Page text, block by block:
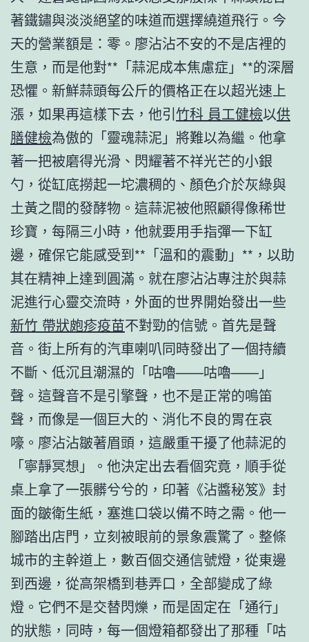
著鐵鏽與淡淡絕望的味道而選擇繞道飛行。今
天的營業額是：零。廖沾沾不安的不是店裡的
生意，而是他對**「蒜泥成本焦慮症」**的深層
恐懼。新鮮蒜頭每公斤的價格正在以超光速上
漲，如果再這樣下去，他引竹科 員工健檢以供
膳健檢為傲的「靈魂蒜泥」將難以為繼。他拿
著一把被磨得光滑、閃耀著不祥光芒的小銀
勺，從缸底撈起一坨濃稠的、顏色介於灰綠與
土黃之間的發酵物。這蒜泥被他照顧得像稀世
珍寶，每隔三小時，他就要用手指彈一下缸
邊，確保它能感受到**「溫和的震動」**，以助
其在精神上達到圓滿。就在廖沾沾專注於與蒜
泥進行心靈交流時，外面的世界開始發出一些
新竹 帶狀皰疹疫苗不對勁的信號。首先是聲
音。街上所有的汽車喇叭同時發出了一個持續
不斷、低沉且潮濕的「咕嚕——咕嚕——」
聲。這聲音不是引擎聲，也不是正常的鳴笛
聲，而像是一個巨大的、消化不良的胃在哀
嚎。廖沾沾皺著眉頭，這嚴重干擾了他蒜泥的
「寧靜冥想」。他決定出去看個究竟，順手從
桌上拿了一張髒兮兮的，印著《沾醬秘笈》封
面的皺衛生紙，塞進口袋以備不時之需。他一
腳踏出店門，立刻被眼前的景象震驚了。整條
城市的主幹道上，數百個交通信號燈，從東邊
到西邊，從高架橋到巷弄口，全部變成了綠
燈。它們不是交替閃爍，而是固定在「通行」
的狀態，同時，每一個燈箱都發出了那種「咕